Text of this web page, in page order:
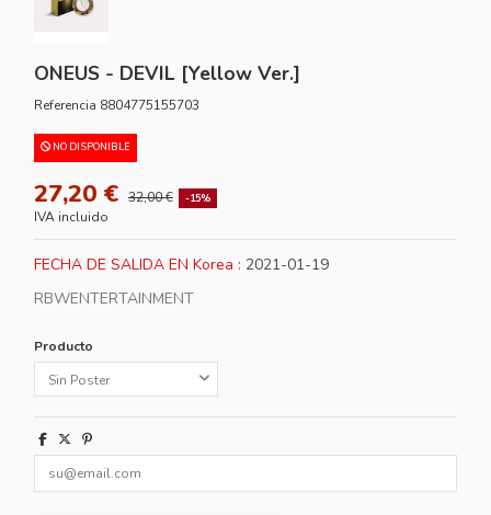
ONEUS - DEVIL [Yellow Ver.]
Referencia 8804775155703
NO DISPONIBLE
27,20 € 32,00 € -15%
IVA incluido
FECHA DE SALIDA EN Korea : 2021-01-19
RBWENTERTAINMENT
Producto